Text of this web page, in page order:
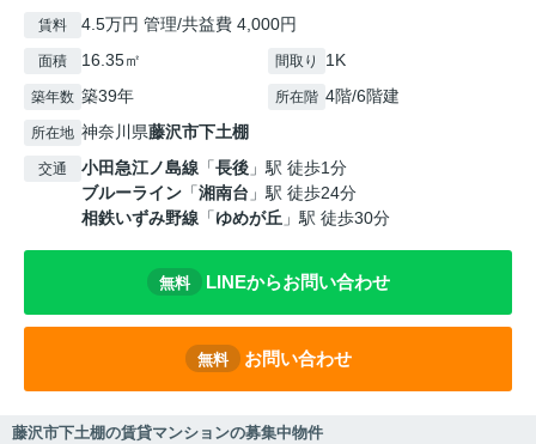
賃料 4.5万円 管理/共益費 4,000円
面積 16.35㎡ 間取り 1K
築年数 築39年 所在階 4階/6階建
所在地 神奈川県藤沢市下土棚
交通 小田急江ノ島線 「長後 」駅 徒歩1分
ブルーライン 「湘南台 」駅 徒歩24分
相鉄いずみ野線 「ゆめが丘 」駅 徒歩30分
無料 LINEからお問い合わせ
無料 お問い合わせ
藤沢市下土棚の賃貸マンションの募集中物件